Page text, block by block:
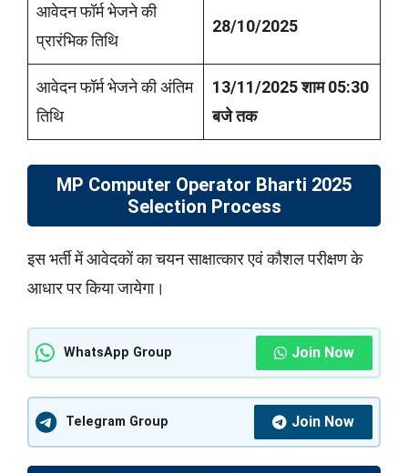
आवेदन फॉर्म भेजने की
प्रारंभिक तिथि
28/10/2025
आवेदन फॉर्म भेजने की अंतिम
तिथि
13/11/2025 शाम 05:30
बजे तक
MP Computer Operator Bharti 2025
Selection Process
इस भर्ती में आवेदकों का चयन साक्षात्कार एवं कौशल परीक्षण के
आधार पर किया जायेगा।
WhatsApp Group Join Now
Telegram Group Join Now